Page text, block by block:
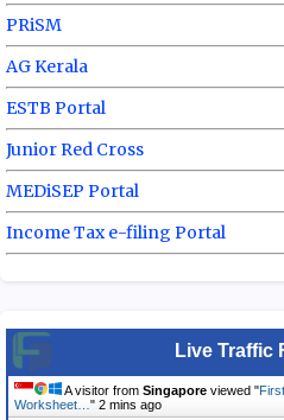
PRiSM
AG Kerala
ESTB Portal
Junior Red Cross
MEDiSEP Portal
Income Tax e-filing Portal
Live Traffic
A visitor from Singapore viewed "
Worksheet… " 2 mins ago